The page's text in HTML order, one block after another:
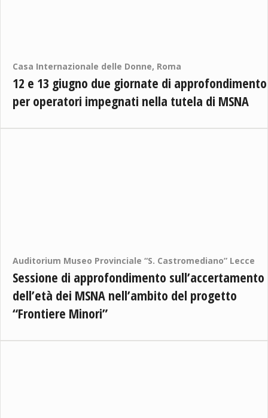
Casa Internazionale delle Donne, Roma
12 e 13 giugno due giornate di approfondimento
per operatori impegnati nella tutela di MSNA
Auditorium Museo Provinciale “S. Castromediano” Lecce
Sessione di approfondimento sull’accertamento
dell’età dei MSNA nell’ambito del progetto
“Frontiere Minori”